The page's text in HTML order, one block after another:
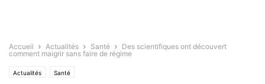
Accueil Actualités Santé
Des scientifiques ont découvert
comment maigrir sans faire de régime
Actualités Santé